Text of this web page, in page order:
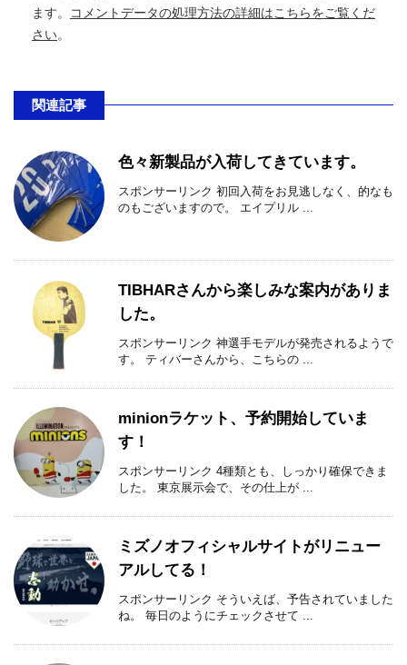
ます。
コメントデータの処理方法の詳細はこちらをご覧くだ
さい。
関連記事
色々新製品が入荷してきています。
スポンサーリンク 初回入荷をお見逃しなく、的なも
のもございますので。 エイプリル ...
TIBHARさんから楽しみな案内がありま
した。
スポンサーリンク 神選手モデルが発売されるようで
す。 ティバーさんから、こちらの ...
minionラケット、予約開始していま
す！
スポンサーリンク 4種類とも、しっかり確保できま
した。 東京展示会で、その仕上が ...
ミズノオフィシャルサイトがリニュー
アルしてる！
スポンサーリンク そういえば、予告されていました
ね。 毎日のようにチェックさせて ...